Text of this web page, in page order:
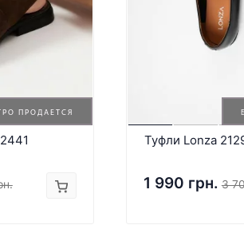
ПРОДАЕТСЯ
Туфли Lonza
1 990 грн. 3